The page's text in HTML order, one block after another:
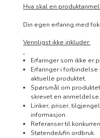
Hva skal en
Din egen erfaring med
Vennligst ikke inkluder:
Erfaringer som ikke er
Erfaringer i
aktuelle produktet.
Spørsmål om
skrevet en
Linker, priser,
informasjon.
Referanser til
Støtende/ufin ordbruk.